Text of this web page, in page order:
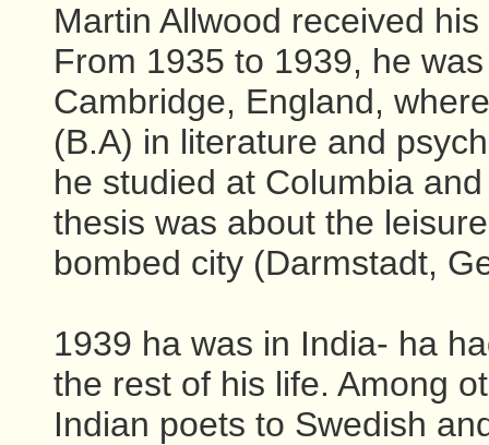
Martin Allwood received
From 1935 to 1939, he
Cambridge, England,
(B.A) in literature and
he studied at Columbia
thesis was about the
bombed city (Darmstadt,
1939 ha was in India- ha
the rest of his life. Among
Indian poets to Swedish